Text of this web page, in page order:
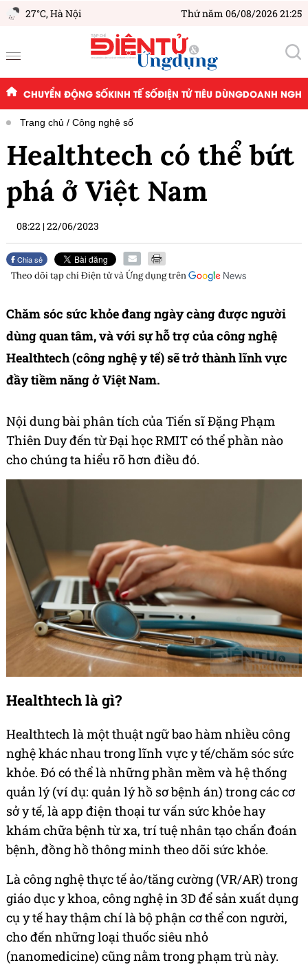
27°C,Hà Nội Thứ năm 06/08/2026 21:25
CHUYỂN ĐỘNG SỐKINH TẾ SỐĐIỆN TỬ TIÊU DÙNGDOANH
Trang chủ Công nghệ số
Healthtech có thể bứt
phá ở Việt Nam
08:22 |22/06/2023
Chia sẻ
Theo dõi tạp chíĐiện tử và Ứng dụngtrên
Chăm sóc sức khỏe đang ngày càng được người
dùng quan tâm, và với sự hỗ trợ của công nghệ
Healthtech (công nghệ y tế) sẽ trở thành lĩnh vực
đầy tiềm năng ở Việt Nam.
Nội dung bài phân tích của Tiến sĩ Đặng Phạm
Thiên Duy đến từ Đại học RMIT có thể phần nào
cho chúng ta hiểu rõ hơn điều đó.
Healthtech là gì?
Healthtech là một thuật ngữ bao hàm nhiều công
nghệ khác nhau trong lĩnh vực y tế/chăm sóc sức
khỏe. Đó có thể là những phần mềm và hệ thống
quản lý (ví dụ: quản lý hồ sơ bệnh án) trong các cơ
sở y tế, là app điện thoại tư vấn sức khỏe hay
khám chữa bệnh từ xa, trí tuệ nhân tạo chẩn đoán
bệnh, đồng hồ thông minh theo dõi sức khỏe.
Là công nghệ thực tế ảo/tăng cường (VR/AR) trong
giáo dục y khoa, công nghệ in 3D để sản xuất dụng
cụ y tế hay thậm chí là bộ phận cơ thể con người,
cho đến những loại thuốc siêu nhỏ
(nanomedicine) cũng nằm trong phạm trù này.